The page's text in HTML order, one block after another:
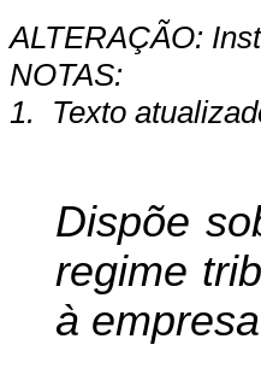
ALTERAÇÃO:
NOTAS:
1.
Texto
Dispõe
regime
à